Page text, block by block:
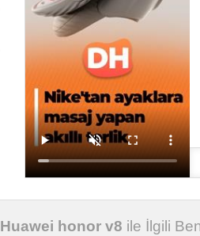
Huawei honor v8 ile İlgili